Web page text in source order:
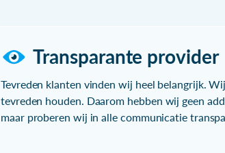
Transparante provider
Tevreden klanten vinden wij heel belangrijk.
tevreden houden. Daarom hebben wij geen
maar proberen wij in alle communicatie